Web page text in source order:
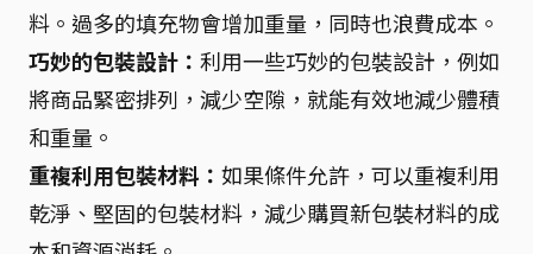
料。過多的填充物會增加重量，同時也浪費成本。
巧妙的包裝設計： 利用一些巧妙的包裝設計，例如
將商品緊密排列，減少空隙，就能有效地減少體積
和重量。
重複利用包裝材料： 如果條件允許，可以重複利用
乾淨、堅固的包裝材料，減少購買新包裝材料的成